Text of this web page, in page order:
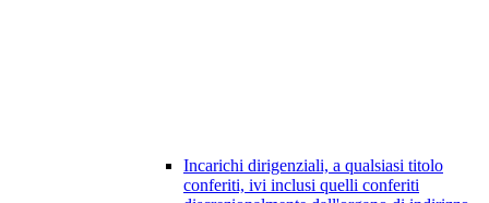
Incarichi dirigenziali, a qualsiasi titolo
conferiti, ivi inclusi quelli conferiti